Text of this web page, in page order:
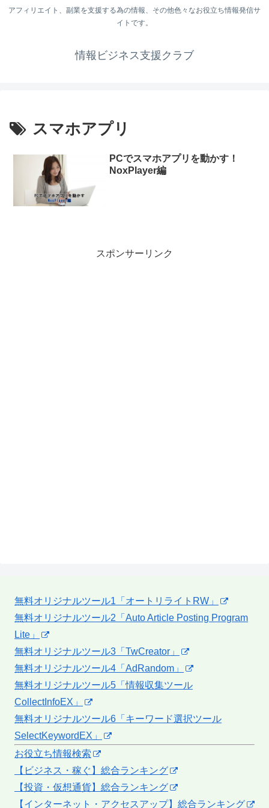
アフィリエイト、副業を支援する為の情報、その他色々なお役立ち情報発信サ
イトです。
情報ビジネス支援クラブ
スマホアプリ
PCでスマホアプリを動かす！
NoxPlayer編
スポンサーリンク
無料オリジナルツール1「オートリライトRW」
無料オリジナルツール2「Auto Article Posting Program
Lite」
無料オリジナルツール3「TwCreator」
無料オリジナルツール4「AdRandom」
無料オリジナルツール5「情報収集ツール
CollectInfoEX」
無料オリジナルツール6「キーワード選択ツール
SelectKeywordEX」
お役立ち情報検索
【ビジネス・稼ぐ】総合ランキング
【投資・仮想通貨】総合ランキング
【インターネット・アクセスアップ】総合ランキング